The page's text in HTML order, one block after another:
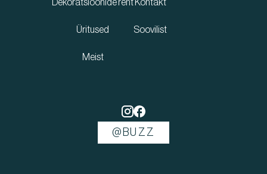
@BUZZ
Dekoratsioonide rent
Üritused
Meist
Kontakt
Soovilist